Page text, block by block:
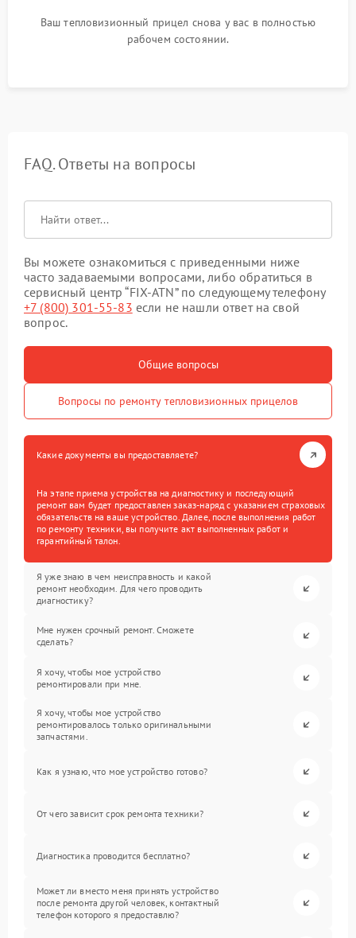
Ваш тепловизионный прицел снова у вас в полностью
рабочем состоянии.
FAQ. Ответы на вопросы
Вы можете ознакомиться с приведенными ниже
часто задаваемыми вопросами, либо обратиться в
сервисный центр “FIX-ATN” по следующему телефону
+7 (800) 301-55-83 если не нашли ответ на свой
вопрос.
Общие вопросы
Вопросы по ремонту тепловизионных прицелов
Какие документы вы предоставляете?
На этапе приема устройства на диагностику и последующий
ремонт вам будет предоставлен заказ-наряд с указанием страховых
обязательств на ваше устройство. Далее, после выполнения работ
по ремонту техники, вы получите акт выполненных работ и
гарантийный талон.
Я уже знаю в чем неисправность и какой
ремонт необходим. Для чего проводить
диагностику?
Мне нужен срочный ремонт. Сможете
сделать?
Я хочу, чтобы мое устройство
ремонтировали при мне.
Я хочу, чтобы мое устройство
ремонтировалось только оригинальными
запчастями.
Как я узнаю, что мое устройство готово?
От чего зависит срок ремонта техники?
Диагностика проводится бесплатно?
Может ли вместо меня принять устройство
после ремонта другой человек, контактный
телефон которого я предоставлю?